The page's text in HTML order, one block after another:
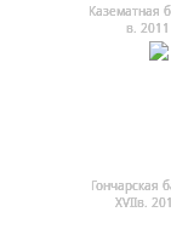
Казематная
в. 2011
Гончарская
XVIIв.